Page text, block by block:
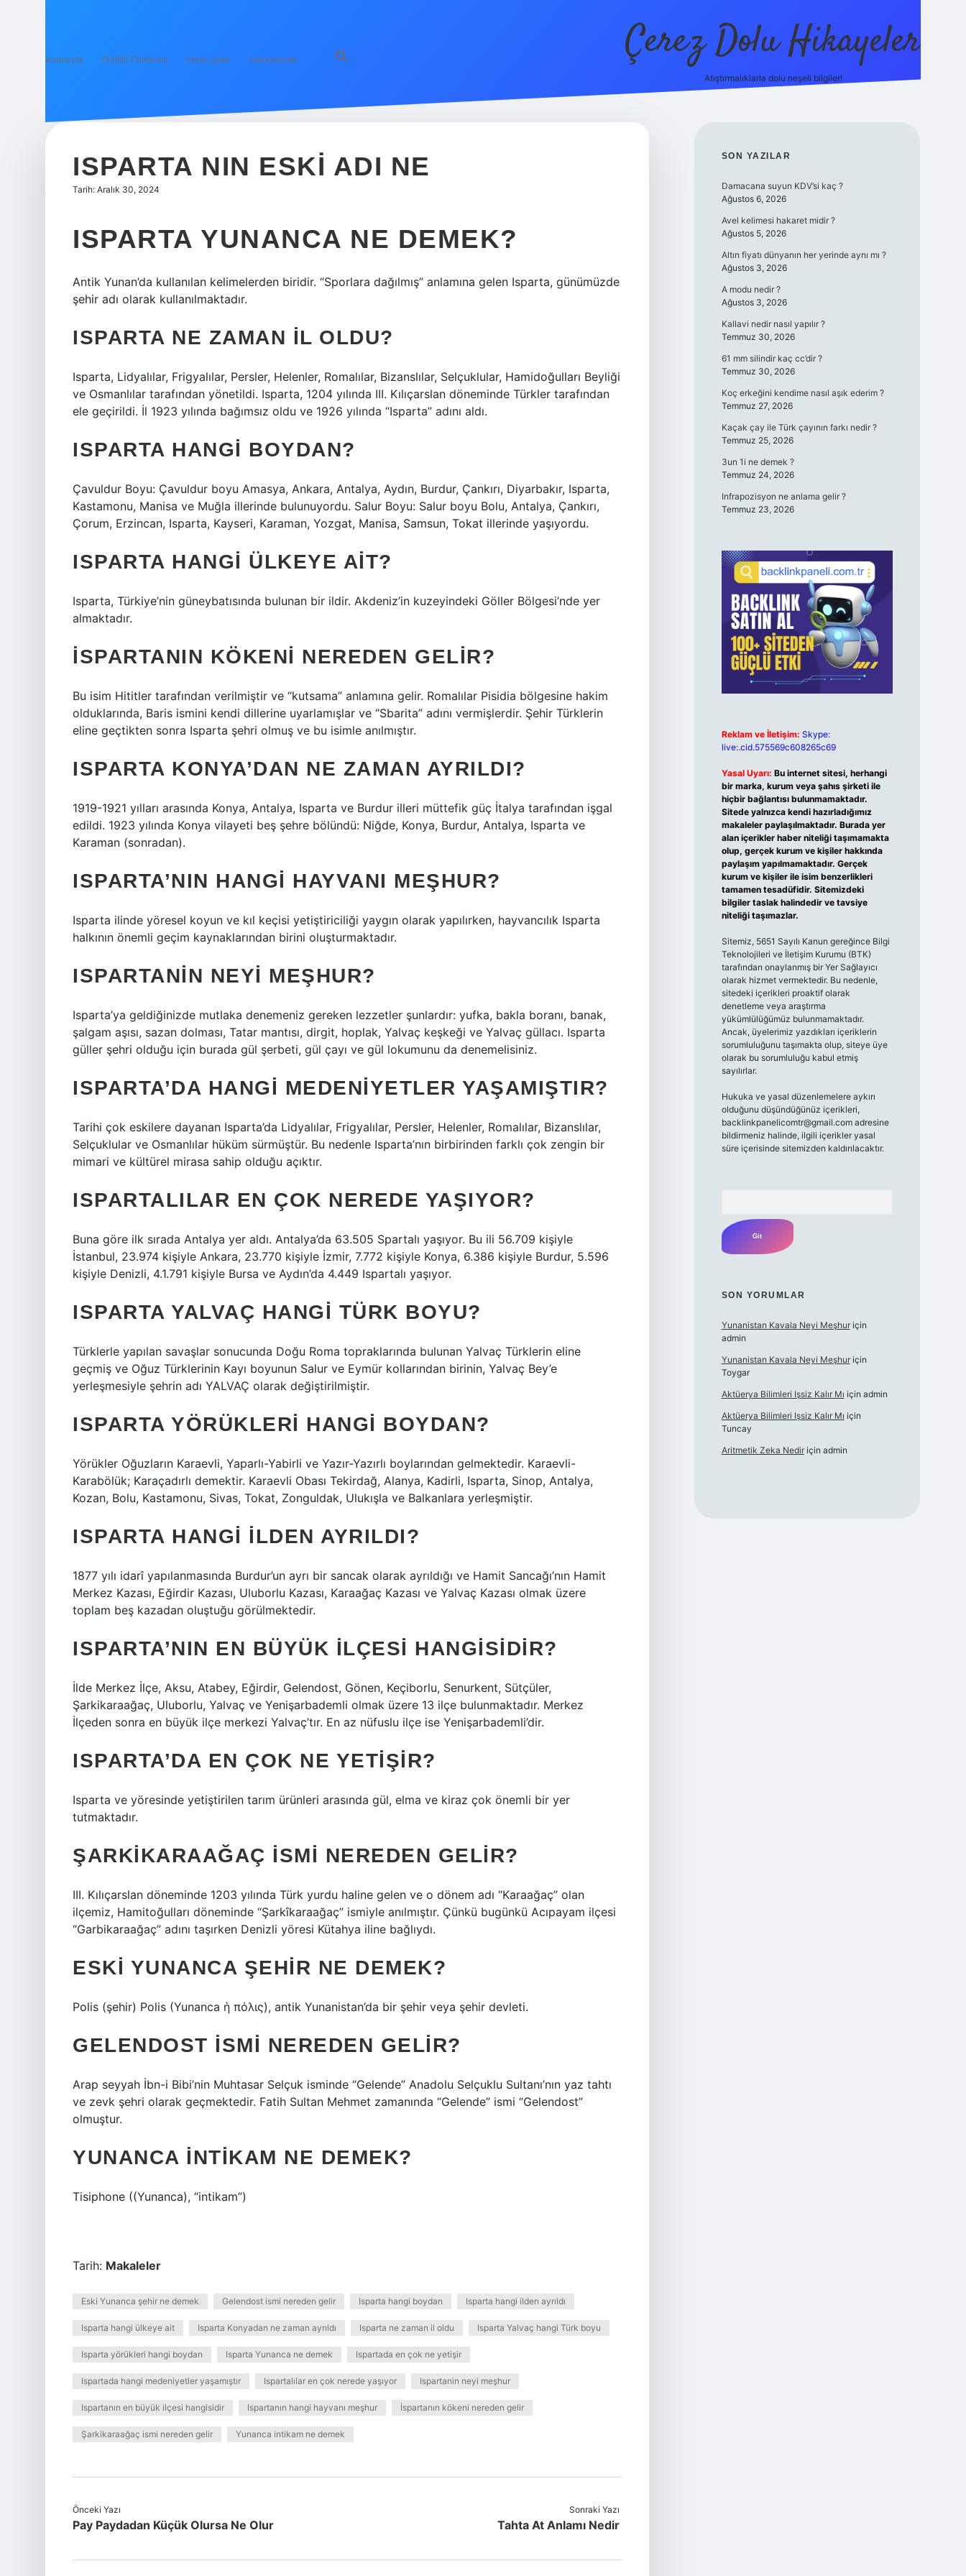
Anasayfa Gizlilik Politikası Yasal Uyarı Hakkımızda Çerez Dolu Hikayeler
Atıştırmalıklarla dolu neşeli bilgiler!
ISPARTA NIN ESKI ADI NE
Tarih: Aralık 30, 2024
ISPARTA YUNANCA NE DEMEK?
Antik Yunan’da kullanılan kelimelerden biridir. “Sporlara dağılmış” anlamına gelen Isparta, günümüzde
şehir adı olarak kullanılmaktadır.
ISPARTA NE ZAMAN IL OLDU?
Isparta, Lidyalılar, Frigyalılar, Persler, Helenler, Romalılar, Bizanslılar, Selçuklular, Hamidoğulları Beyliği
ve Osmanlılar tarafından yönetildi. Isparta, 1204 yılında III. Kılıçarslan döneminde Türkler tarafından
ele geçirildi. İl 1923 yılında bağımsız oldu ve 1926 yılında “Isparta” adını aldı.
ISPARTA HANGI BOYDAN?
Çavuldur Boyu: Çavuldur boyu Amasya, Ankara, Antalya, Aydın, Burdur, Çankırı, Diyarbakır, Isparta,
Kastamonu, Manisa ve Muğla illerinde bulunuyordu. Salur Boyu: Salur boyu Bolu, Antalya, Çankırı,
Çorum, Erzincan, Isparta, Kayseri, Karaman, Yozgat, Manisa, Samsun, Tokat illerinde yaşıyordu.
ISPARTA HANGI ÜLKEYE AIT?
Isparta, Türkiye’nin güneybatısında bulunan bir ildir. Akdeniz’in kuzeyindeki Göller Bölgesi’nde yer
almaktadır.
İSPARTANIN KÖKENI NEREDEN GELIR?
Bu isim Hititler tarafından verilmiştir ve “kutsama” anlamına gelir. Romalılar Pisidia bölgesine hakim
olduklarında, Baris ismini kendi dillerine uyarlamışlar ve “Sbarita” adını vermişlerdir. Şehir Türklerin
eline geçtikten sonra Isparta şehri olmuş ve bu isimle anılmıştır.
ISPARTA KONYA’DAN NE ZAMAN AYRILDI?
1919-1921 yılları arasında Konya, Antalya, Isparta ve Burdur illeri müttefik güç İtalya tarafından işgal
edildi. 1923 yılında Konya vilayeti beş şehre bölündü: Niğde, Konya, Burdur, Antalya, Isparta ve
Karaman (sonradan).
ISPARTA’NIN HANGI HAYVANI MEŞHUR?
Isparta ilinde yöresel koyun ve kıl keçisi yetiştiriciliği yaygın olarak yapılırken, hayvancılık Isparta
halkının önemli geçim kaynaklarından birini oluşturmaktadır.
ISPARTANIN NEYI MEŞHUR?
Isparta’ya geldiğinizde mutlaka denemeniz gereken lezzetler şunlardır: yufka, bakla boranı, banak,
şalgam aşısı, sazan dolması, Tatar mantısı, dirgit, hoplak, Yalvaç keşkeği ve Yalvaç güllacı. Isparta
güller şehri olduğu için burada gül şerbeti, gül çayı ve gül lokumunu da denemelisiniz.
ISPARTA’DA HANGI MEDENIYETLER YAŞAMIŞTIR?
Tarihi çok eskilere dayanan Isparta’da Lidyalılar, Frigyalılar, Persler, Helenler, Romalılar, Bizanslılar,
Selçuklular ve Osmanlılar hüküm sürmüştür. Bu nedenle Isparta’nın birbirinden farklı çok zengin bir
mimari ve kültürel mirasa sahip olduğu açıktır.
ISPARTALILAR EN ÇOK NEREDE YAŞIYOR?
Buna göre ilk sırada Antalya yer aldı. Antalya’da 63.505 Spartalı yaşıyor. Bu ili 56.709 kişiyle
İstanbul, 23.974 kişiyle Ankara, 23.770 kişiyle İzmir, 7.772 kişiyle Konya, 6.386 kişiyle Burdur, 5.596
kişiyle Denizli, 4.1.791 kişiyle Bursa ve Aydın’da 4.449 Ispartalı yaşıyor.
ISPARTA YALVAÇ HANGI TÜRK BOYU?
Türklerle yapılan savaşlar sonucunda Doğu Roma topraklarında bulunan Yalvaç Türklerin eline
geçmiş ve Oğuz Türklerinin Kayı boyunun Salur ve Eymür kollarından birinin, Yalvaç Bey’e
yerleşmesiyle şehrin adı YALVAÇ olarak değiştirilmiştir.
ISPARTA YÖRÜKLERI HANGI BOYDAN?
Yörükler Oğuzların Karaevli, Yaparlı-Yabirli ve Yazır-Yazırlı boylarından gelmektedir. Karaevli-
Karabölük; Karaçadırlı demektir. Karaevli Obası Tekirdağ, Alanya, Kadirli, Isparta, Sinop, Antalya,
Kozan, Bolu, Kastamonu, Sivas, Tokat, Zonguldak, Ulukışla ve Balkanlara yerleşmiştir.
ISPARTA HANGI ILDEN AYRILDI?
1877 yılı idarî yapılanmasında Burdur’un ayrı bir sancak olarak ayrıldığı ve Hamit Sancağı’nın Hamit
Merkez Kazası, Eğirdir Kazası, Uluborlu Kazası, Karaağaç Kazası ve Yalvaç Kazası olmak üzere
toplam beş kazadan oluştuğu görülmektedir.
ISPARTA’NIN EN BÜYÜK ILÇESI HANGISIDIR?
İlde Merkez İlçe, Aksu, Atabey, Eğirdir, Gelendost, Gönen, Keçiborlu, Senurkent, Sütçüler,
Şarkikaraağaç, Uluborlu, Yalvaç ve Yenişarbademli olmak üzere 13 ilçe bulunmaktadır. Merkez
İlçeden sonra en büyük ilçe merkezi Yalvaç’tır. En az nüfuslu ilçe ise Yenişarbademli’dir.
ISPARTA’DA EN ÇOK NE YETIŞIR?
Isparta ve yöresinde yetiştirilen tarım ürünleri arasında gül, elma ve kiraz çok önemli bir yer
tutmaktadır.
ŞARKIKARAAĞAÇ ISMI NEREDEN GELIR?
III. Kılıçarslan döneminde 1203 yılında Türk yurdu haline gelen ve o dönem adı “Karaağaç” olan
ilçemiz, Hamitoğulları döneminde “Şarkîkaraağaç” ismiyle anılmıştır. Çünkü bugünkü Acıpayam ilçesi
“Garbikaraağaç” adını taşırken Denizli yöresi Kütahya iline bağlıydı.
ESKI YUNANCA ŞEHIR NE DEMEK?
Polis (şehir) Polis (Yunanca ἡ πόλις), antik Yunanistan’da bir şehir veya şehir devleti.
GELENDOST ISMI NEREDEN GELIR?
Arap seyyah İbn-i Bibi’nin Muhtasar Selçuk isminde “Gelende” Anadolu Selçuklu Sultanı’nın yaz tahtı
ve zevk şehri olarak geçmektedir. Fatih Sultan Mehmet zamanında “Gelende” ismi “Gelendost”
olmuştur.
YUNANCA INTIKAM NE DEMEK?
Tisiphone ((Yunanca), “intikam”)
Tarih: Makaleler
Eski Yunanca şehir ne demek Gelendost ismi nereden gelir Isparta hangi boydan Isparta hangi ilden ayrıldı
Isparta hangi ülkeye ait Isparta Konyadan ne zaman ayrıldı Isparta ne zaman il oldu Isparta Yalvaç hangi Türk boyu
Isparta yörükleri hangi boydan Isparta Yunanca ne demek Ispartada en çok ne yetişir
Ispartada hangi medeniyetler yaşamıştır Ispartalılar en çok nerede yaşıyor Ispartanin neyi meşhur
Ispartanın en büyük ilçesi hangisidir Ispartanın hangi hayvanı meşhur İspartanın kökeni nereden gelir
Şarkikaraağaç ismi nereden gelir Yunanca intikam ne demek
Önceki Yazı
Pay Paydadan Küçük Olursa Ne Olur
Sonraki Yazı
Tahta At Anlamı Nedir
SIDEBAR
SON YAZILAR
Damacana suyun KDV’si kaç ?
Ağustos 6, 2026
Avel kelimesi hakaret midir ?
Ağustos 5, 2026
Altın fiyatı dünyanın her yerinde aynı mı ?
Ağustos 3, 2026
A modu nedir ?
Ağustos 3, 2026
Kallavi nedir nasıl yapılır ?
Temmuz 30, 2026
61 mm silindir kaç cc’dir ?
Temmuz 30, 2026
Koç erkeğini kendime nasıl aşık ederim ?
Temmuz 27, 2026
Kaçak çay ile Türk çayının farkı nedir ?
Temmuz 25, 2026
3un 1i ne demek ?
Temmuz 24, 2026
Infrapozisyon ne anlama gelir ?
Temmuz 23, 2026
Reklam ve İletişim: Skype:
live:.cid.575569c608265c69
Yasal Uyarı: Bu internet sitesi, herhangi
bir marka, kurum veya şahıs şirketi ile
hiçbir bağlantısı bulunmamaktadır.
Sitede yalnızca kendi hazırladığımız
makaleler paylaşılmaktadır. Burada yer
alan içerikler haber niteliği taşımamakta
olup, gerçek kurum ve kişiler hakkında
paylaşım yapılmamaktadır. Gerçek
kurum ve kişiler ile isim benzerlikleri
tamamen tesadüfidir. Sitemizdeki
bilgiler taslak halindedir ve tavsiye
niteliği taşımazlar.
Sitemiz, 5651 Sayılı Kanun gereğince Bilgi
Teknolojileri ve İletişim Kurumu (BTK)
tarafından onaylanmış bir Yer Sağlayıcı
olarak hizmet vermektedir. Bu nedenle,
sitedeki içerikleri proaktif olarak
denetleme veya araştırma
yükümlülüğümüz bulunmamaktadır.
Ancak, üyelerimiz yazdıkları içeriklerin
sorumluluğunu taşımakta olup, siteye üye
olarak bu sorumluluğu kabul etmiş
sayılırlar.
Hukuka ve yasal düzenlemelere aykırı
olduğunu düşündüğünüz içerikleri,
backlinkpanelicomtr@gmail.comadresine
bildirmeniz halinde, ilgili içerikler yasal
süre içerisinde sitemizden kaldırılacaktır.
SON YORUMLAR
Yunanistan Kavala Neyi Meşhuriçin
admin
Yunanistan Kavala Neyi Meşhuriçin
Toygar
Aktüerya Bilimleri Işsiz Kalır Mı için admin
Aktüerya Bilimleri Işsiz Kalır Mı için
Tuncay
Aritmetik Zeka Nediriçin admin